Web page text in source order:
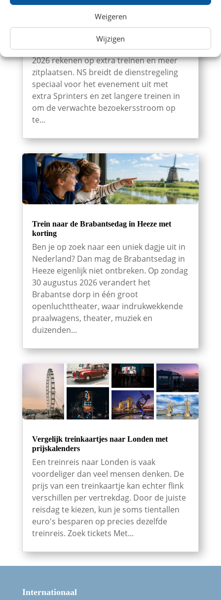
Weigeren
Wijzigen
NS zet extra en langere treinen in voor
Brabantsedag Heeze 2026
Bezoekers van de 67e Brabantsedag in
Heeze kunnen op zondag 30 augustus
2026 rekenen op extra treinen en meer
zitplaatsen. NS breidt de dienstregeling
speciaal voor het evenement uit met
extra Sprinters en zet langere treinen in
om de verwachte bezoekersstroom op
te...
Trein naar de Brabantsedag in Heeze met
korting
Ben je op zoek naar een uniek dagje uit in
Nederland? Dan mag de Brabantsedag in
Heeze eigenlijk niet ontbreken. Op zondag
30 augustus 2026 verandert het
Brabantse dorp in één groot
openluchttheater, waar indrukwekkende
praalwagens, theater, muziek en
duizenden...
Vergelijk treinkaartjes naar Londen met
prijskalenders
Een treinreis naar Londen is vaak
voordeliger dan veel mensen denken. De
prijs van een treinkaartje kan echter flink
verschillen per vertrekdag. Door de juiste
reisdag te kiezen, kun je soms tientallen
euro's besparen op precies dezelfde
treinreis. Zoek tickets Met...
Internationaal